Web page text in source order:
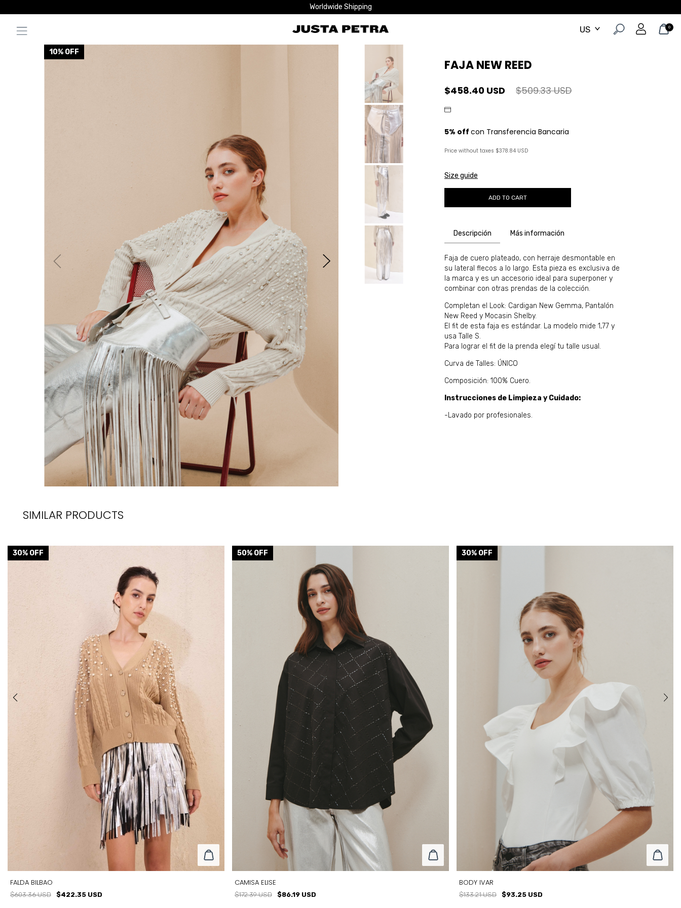
Worldwide Shipping
0
10% OFF
FAJA NEW REED
$458.40 USD $509.33 USD
Price without taxes $378.84 USD
Size guide
Descripción Más información
Faja de cuero plateado, con herraje desmontable en
su lateral flecos a lo largo. Esta pieza es exclusiva de
la marca y es un accesorio ideal para superponer y
combinar con otras prendas de la colección.
Completan el Look: Cardigan New Gemma, Pantalón
New Reed y Mocasin Shelby.
El fit de esta faja es estándar. La modelo mide 1,77 y
usa Talle S.
Para lograr el fit de la prenda elegí tu talle usual.
Curva de Talles: ÚNICO
Composición: 100% Cuero.
Instrucciones de Limpieza y Cuidado:
-Lavado por profesionales.
SIMILAR PRODUCTS
30% OFF
FALDA BILBAO
$603.36 USD $422.35 USD
50% OFF
CAMISA ELISE
$172.39 USD $86.19 USD
30% OFF
BODY IVAR
$133.21 USD $93.25 USD